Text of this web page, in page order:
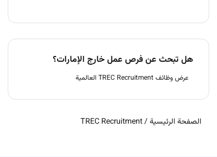
هل تبحث عن فرص عمل خارج الإمارات؟
عرض وظائف TREC Recruitment العالمية
الصفحة الرئيسية /
TREC Recruitment